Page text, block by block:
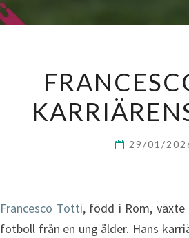
29/01/
Francesco Totti, född i Rom,
fotboll från en ung ålder. Hans